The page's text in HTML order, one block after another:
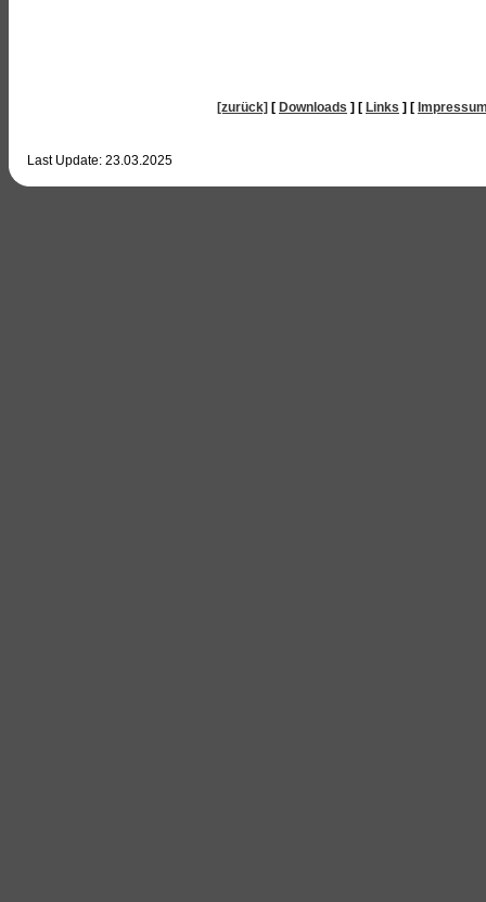
[zurück] [ Downloads ] [ Links ] [
Last Update: 23.03.2025